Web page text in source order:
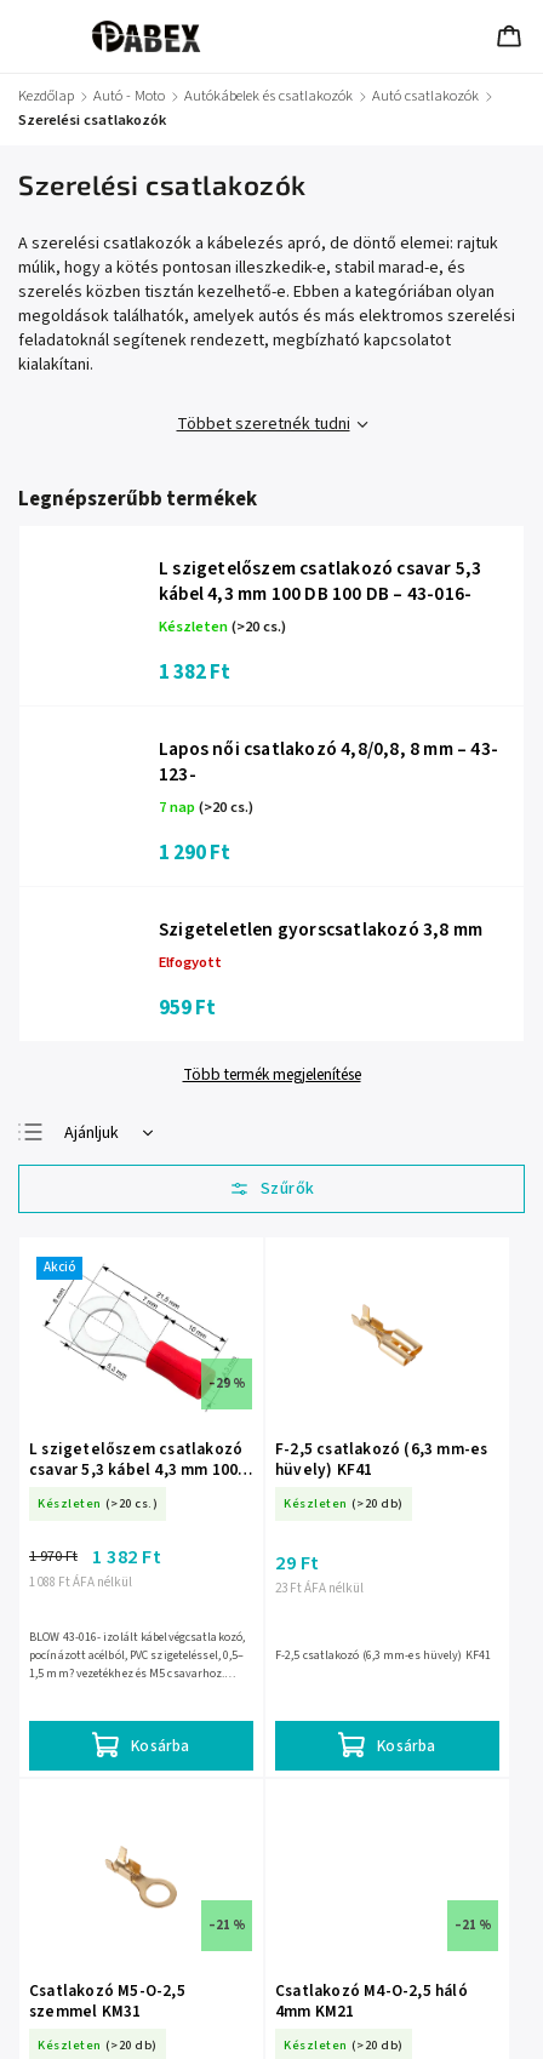
Kezdőlap / Autó - Moto / Autókábelek és csatlakozók / Autó csatlakozók /
Szerelési csatlakozók
Szerelési csatlakozók
A szerelési csatlakozók a kábelezés apró, de döntő elemei: rajtuk
múlik, hogy a kötés pontosan illeszkedik-e, stabil marad-e, és
szerelés közben tisztán kezelhető-e. Ebben a kategóriában olyan
megoldások találhatók, amelyek autós és más elektromos szerelési
feladatoknál segítenek rendezett, megbízható kapcsolatot
kialakítani.
Többet szeretnék tudni
Legnépszerűbb termékek
L szigetelőszem csatlakozó csavar 5,3
kábel 4,3 mm 100 DB 100 DB – 43-016-
Készleten(>20 cs.)
1 382 Ft
Lapos női csatlakozó 4,8/0,8, 8 mm – 43-
123-
7 nap(>20 cs.)
1 290 Ft
Szigeteletlen gyorscsatlakozó 3,8 mm
Elfogyott
959 Ft
Több termék megjelenítése
Ajánljuk
Legolcsóbb elöl
Legdrágább
termékek
ABC szerint
Akció
–29 %
L szigetelőszem csatlakozó
csavar 5,3 kábel 4,3 mm 100
Készleten (>20 cs.)
1 088 Ft ÁFA nélkül
1 970 Ft 1 382 Ft
Kosárba
BLOW 43-016- izolált kábelvégcsatlakozó,
pocínázott acélból, PVC szigeteléssel, 0,5–
1,5 mm? vezetékhez és M5 csavarhoz.
F-2,5 csatlakozó (6,3 mm-es
hüvely) KF41
Készleten (>20 db)
23 Ft ÁFA nélkül
29 Ft
Kosárba
F-2,5 csatlakozó (6,3 mm-es hüvely) KF41
–21 %
Csatlakozó M5-O-2,5
szemmel KM31
Készleten (>20 db)
–21 %
Csatlakozó M4-O-2,5 háló
4mm KM21
Készleten (>20 db)